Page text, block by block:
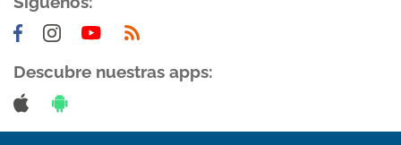
Descubre nuestras apps: